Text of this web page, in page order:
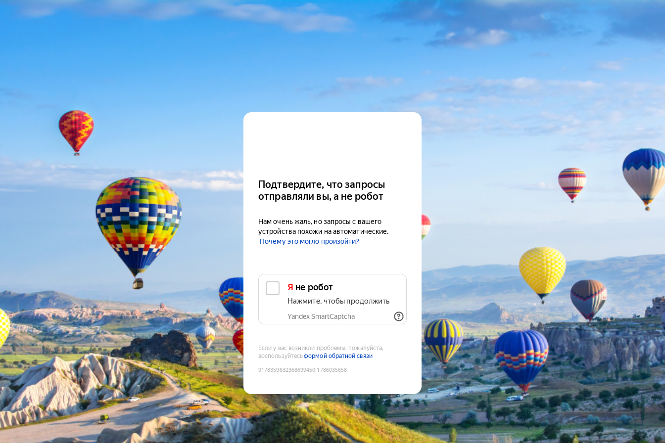
Подтвердите, что запросы
отправляли вы, а не робот
Нам очень жаль, но запросы с вашего
устройства похожи на автоматические.
Почему это могло произойти?
Я не робот
Нажмите, чтобы продолжить
Yandex SmartCaptcha
Если у вас возникли проблемы, пожалуйста,
воспользуйтесьформой обратной связи
9178359632368699450:1786035658